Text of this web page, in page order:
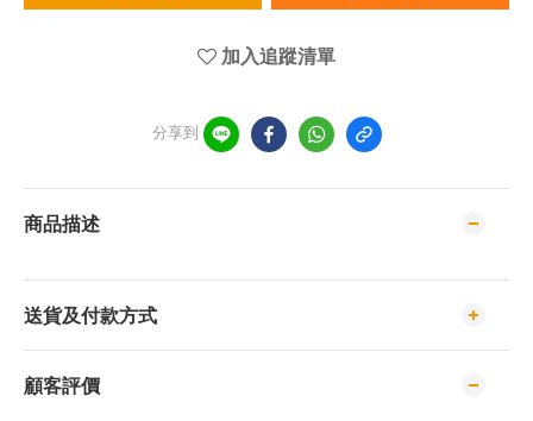
加入追蹤清單
分享到
商品描述
送貨及付款方式
顧客評價